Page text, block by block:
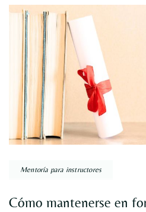
Navegación
por
entradas
Mentoría para instructores
Cómo mantenerse en